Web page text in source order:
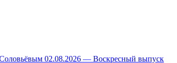
02.08.2026 — Воскресный выпуск